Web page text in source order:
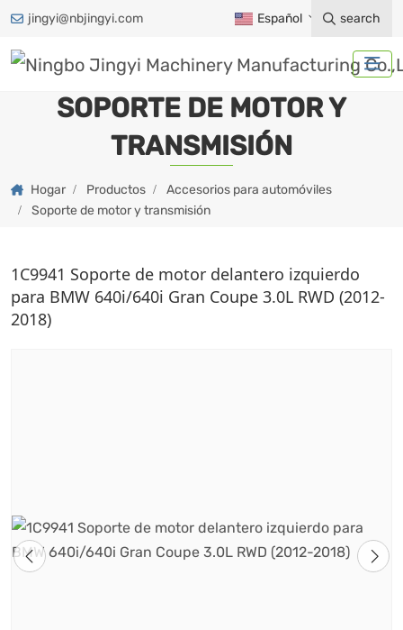
jingyi@nbjingyi.com Español search
SOPORTE DE MOTOR Y
TRANSMISIÓN
Hogar Productos
Accesorios para automóviles
Soporte de motor y transmisión
1C9941 Soporte de motor delantero izquierdo
para BMW 640i/640i Gran Coupe 3.0L RWD (2012-
2018)